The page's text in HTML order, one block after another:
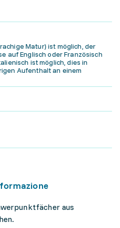
Matur) ist möglich, der
auf Englisch oder Französisch
ist möglich, dies in
Aufenthalt an einem
aus